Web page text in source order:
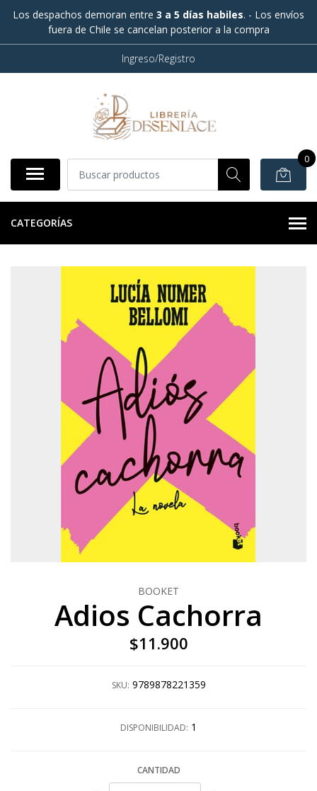
Los despachos demoran entre 3 a 5 días habiles. - Los envíos
fuera de Chile se cancelan posterior a la compra
Ingreso/Registro
0
CATEGORÍAS
BOOKET
Adios Cachorra
$11.900
SKU: 9789878221359
DISPONIBILIDAD: 1
CANTIDAD